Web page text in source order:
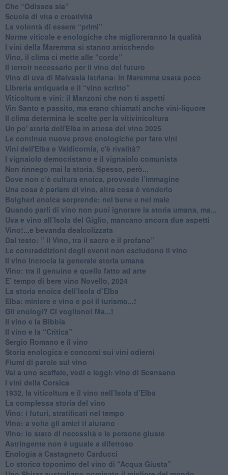
​Che “Odissea sia”
Scuola di vita e creatività
​La volontà di essere “primi”
Norme viticole e enologiche che miglioreranno la qualità
​I vini della Maremma si stanno arricchendo
Vino, il clima ci mette alle “corde”
Il terroir necessario per il vino del futuro
​Vino di uva di Malvasia Istriana: in Maremma usata poco
​Libreria antiquaria e il “vino scritto”
​Viticoltura e vini: il Manzoni che non ti aspetti
​Vin Santo e passito, ma erano chiamati anche vini-liquore
Il clima determina le scelte per la vitivinicoltura
Un po' storia dell'Elba in attesa del vino 2025
Le continue nuove prove enologiche per fare vini
Vini dell'Elba e Valdicornia, c'è rivalità?
​I vignaiolo democristano e il vignaiolo comunista
​Non rinnego mai la storia. Spesso, però...
​Dove non c’è cultura enoica, provvede l’immagine
​Una cosa è parlare di vino, altra cosa è venderlo
Bolgheri enoica sorprende: nel bene e nel male
​Quando parli di vino non puoi ignorare la storia umana, ma...
Uva e vino all’Isola del Giglio, mancano ancora due aspetti
​Vino!...e bevanda dealcolizzata
​Dal testo: ” il Vino, tra il sacro e il profano”
Le contraddizioni degli eventi non escludono il vino
​Il vino incrocia la generale storia umana
Vino: tra il genuino e quello fatto ad arte
E’ tempo di bere vino Novello, 2024
La storia enoica dell’Isola d’Elba
Elba: miniere e vino e poi il turismo...!
​Gli enologi? Ci vogliono! Ma...!
​Il vino e la Bibbia
​Il vino e la “Critica”
Sergio Romano e il vino
​Storia enologica e concorsi sui vini odierni
Fiumi di parole sul vino
​Vai a uno scaffale, vedi e leggi: vino di Scansano
​I vini della Corsica
​1932, la viticoltura e il vino nell’Isola d’Elba
​La complessa storia del vino
​Vino: i futuri, stratificati nel tempo
Vino: a volte gli amici ti aiutano
Vino: lo stato di necessità e le persone giuste
​Astringente non è uguale a difettoso
Enologia a Castagneto Carducci
Lo storico toponimo del vino di “Acqua Giusta”